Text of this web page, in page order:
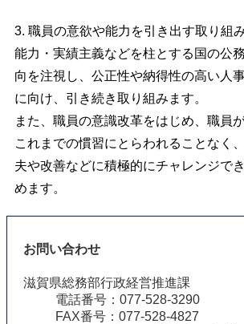
3. 職員の意欲や能力を引き出す取り組
能力・実績主義などを柱とする国の公
向を注視し、公正性や納得性の高い人
に向け、引き続き取り組みます。
また、職員の意識改革をはじめ、職員
これまでの慣習にとらわれることなく
夫や改善などに積極的にチャレンジで
めます。
お問い合わせ
滋賀県総務部行政経営推進課
電話番号：077-528-3290
FAX番号：077-528-4827